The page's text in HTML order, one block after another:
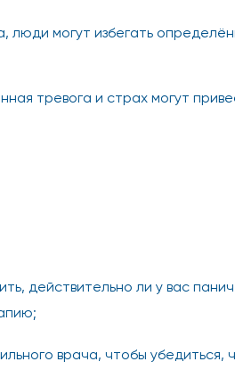
люди могут избегать
тревога и страх могут
действительно ли у вас
врача, чтобы убедиться,